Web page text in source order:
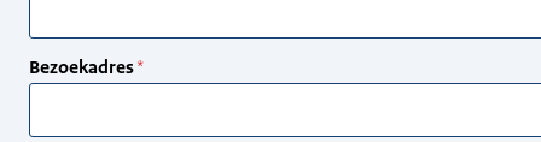
Bezoekadres